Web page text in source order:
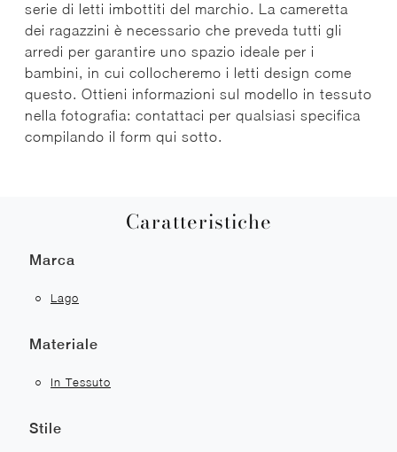
serie di letti imbottiti del marchio. La cameretta
dei ragazzini è necessario che preveda tutti gli
arredi per garantire uno spazio ideale per i
bambini, in cui collocheremo i letti design come
questo. Ottieni informazioni sul modello in tessuto
nella fotografia: contattaci per qualsiasi specifica
compilando il form qui sotto.
Caratteristiche
Marca
Lago
Materiale
In Tessuto
Stile